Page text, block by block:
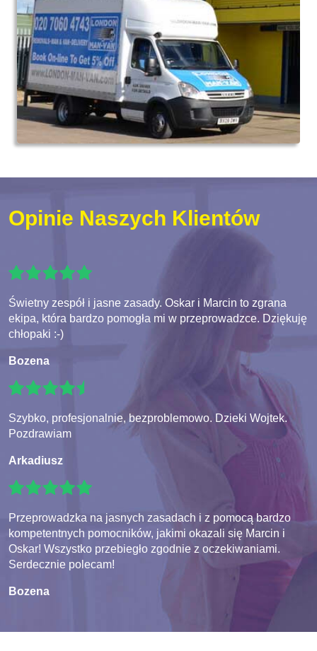
Opinie Naszych Klientów
Świetny zespół i jasne zasady. Oskar i Marcin to zgrana
ekipa, która bardzo pomogła mi w przeprowadzce. Dziękuję
chłopaki :-)
Bozena
Szybko, profesjonalnie, bezproblemowo. Dzieki Wojtek.
Pozdrawiam
Arkadiusz
Przeprowadzka na jasnych zasadach i z pomocą bardzo
kompetentnych pomocników, jakimi okazali się Marcin i
Oskar! Wszystko przebiegło zgodnie z oczekiwaniami.
Serdecznie polecam!
Bozena